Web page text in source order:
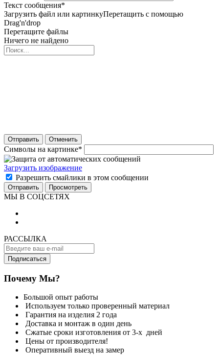
Текст сообщения*
Загрузить файл или картинкуПеретащить с помощью
Drag'n'drop
Перетащите файлы
Ничего не найдено
Отправить Отменить
Символы на картинке*
Загрузить изображение
Разрешить смайлики в этом сообщении
МЫ В СОЦСЕТЯХ
РАССЫЛКА
Подписаться
Почему Мы?
Большой опыт работы
Используем только проверенный материал
Гарантия на изделия 2 года
Доставка и монтаж в один день
Сжатые сроки изготовления от 3-х дней
Цены от производителя!
Оперативный выезд на замер